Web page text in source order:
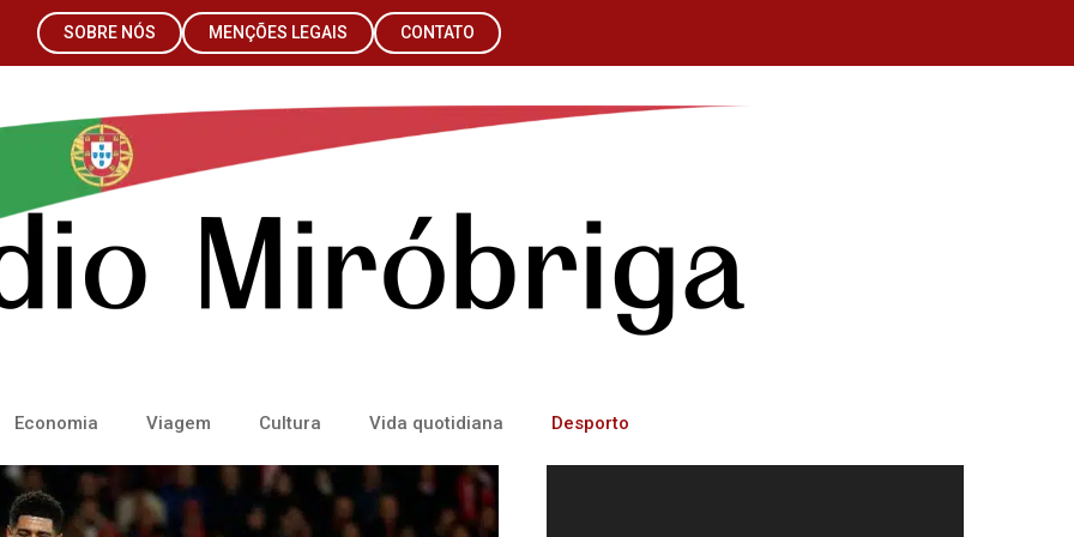
SOBRE NÓS MENÇÕES LEGAIS CONTATO
Economia Viagem Cultura Vida quotidiana Desporto